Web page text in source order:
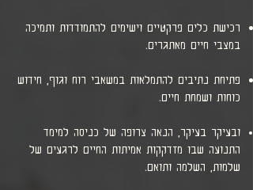
רכישת כלים פרקטיים וישימים להתמודדות ותמיכה
במצבי חיים מאתגרים.
​פתיחת נתיבים להתמלאות במשאבי רוח וגוף, חידוש
כוחות ושמחת חיים.
ובעיקר בעיקר, הנאה צרופה של כניסה למימד
התנועה שבו מזדקקות אמיתות החיים לרגעים של
שלמות, השלמה ותואם.